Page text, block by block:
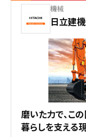
機械
日立建
磨いた力で、こ
暮らしを支える